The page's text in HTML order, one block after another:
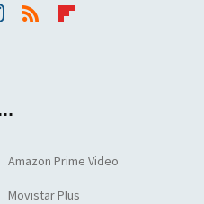
Amazon Prime Video
Movistar Plus